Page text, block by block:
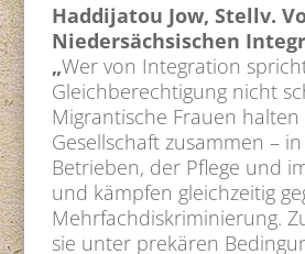
Haddijatou Jow, Stellv.
Niedersächsischen
„Wer von Integration
Gleichberechtigung nicht
Migrantische Frauen halten
Gesellschaft zusammen –
Betrieben, der Pflege und
und kämpfen gleichzeitig
Mehrfachdiskriminierung.
sie unter prekären